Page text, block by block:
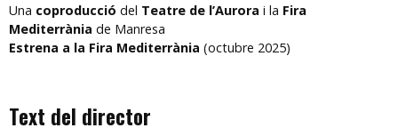
Una coproducció del Teatre de l’Aurora i la Fira
Mediterrània de Manresa
Estrena a la Fira Mediterrània (octubre 2025)
Text del director